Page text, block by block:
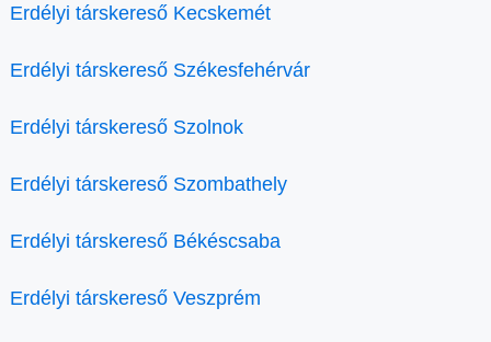
Erdélyi társkereső Kecskemét
Erdélyi társkereső Székesfehérvár
Erdélyi társkereső Szolnok
Erdélyi társkereső Szombathely
Erdélyi társkereső Békéscsaba
Erdélyi társkereső Veszprém